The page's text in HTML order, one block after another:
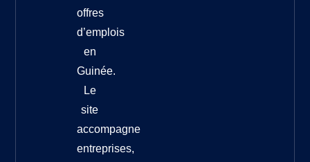
offres
d’emplois
en
Guinée.
Le
site
accompagne
entreprises,